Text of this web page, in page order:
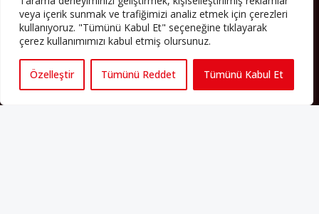
veya içerik sunmak ve trafiğimizi analiz etmek için çerezleri
kullanıyoruz. "Tümünü Kabul Et" seçeneğine tıklayarak
çerez kullanımımızı kabul etmiş olursunuz.
Özelleştir Tümünü Reddet Tümünü Kabul Et
PERSPEKTIF’I SOSYAL MEDYADA TAKIP EDEBILIRSINIZ